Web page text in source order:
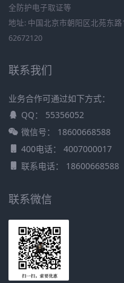
全防护电子取证等
地址: 中国北京市朝阳区北苑东
62672120
联系我们
业务合作可通过如下方式：
QQ： 55356052
微信号： 18600668588
400电话： 4007000017
联系电话： 18600668588
联系微信